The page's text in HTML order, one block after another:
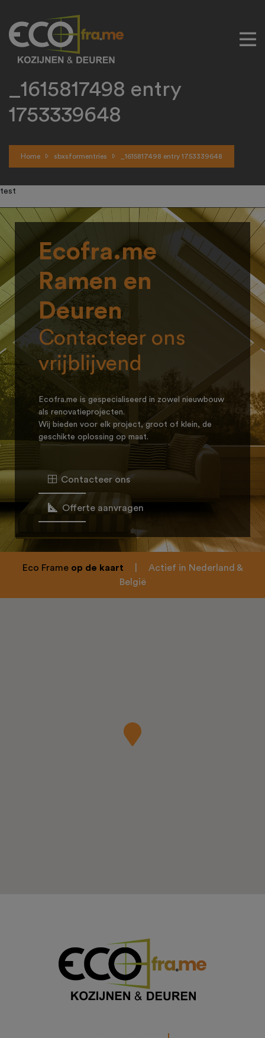
_1615817498 entry
1753339648
Home sbxsformentries _1615817498 entry 1753339648
test
Ecofra.me
Ramen en
Deuren
Contacteer ons
vrijblijvend
Ecofra.me is gespecialiseerd in zowel nieuwbouw
als renovatieprojecten.
Wij bieden voor elk project, groot of klein, de
geschikte oplossing op maat.
Contacteer ons
Offerte aanvragen
Eco Frame op de kaart
Actief in Nederland &
België